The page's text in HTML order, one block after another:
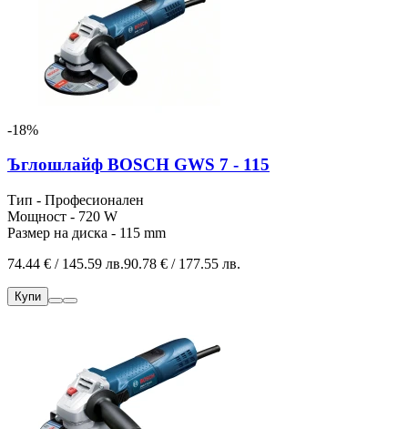
-18%
Ъглошлайф BOSCH GWS 7 - 115
Тип - Професионален
Мощност - 720 W
Размер на диска - 115 mm
74.44 € / 145.59 лв.90.78 € / 177.55 лв.
Купи